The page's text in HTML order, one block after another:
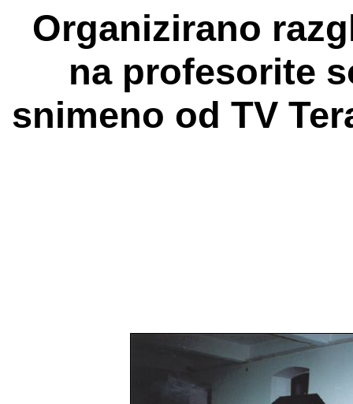
Organizirano
na profesorite
snimeno od TV